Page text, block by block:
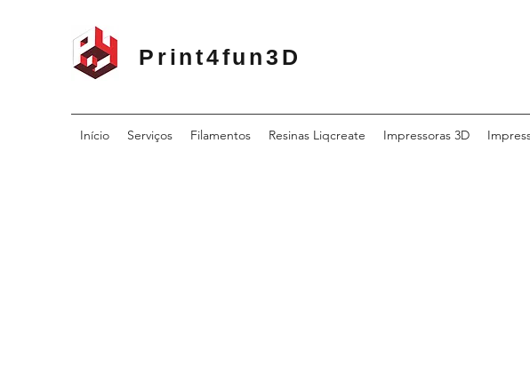
Print4fun3D
Início Serviços Filamentos Resinas Liqcreate Impressoras 3D